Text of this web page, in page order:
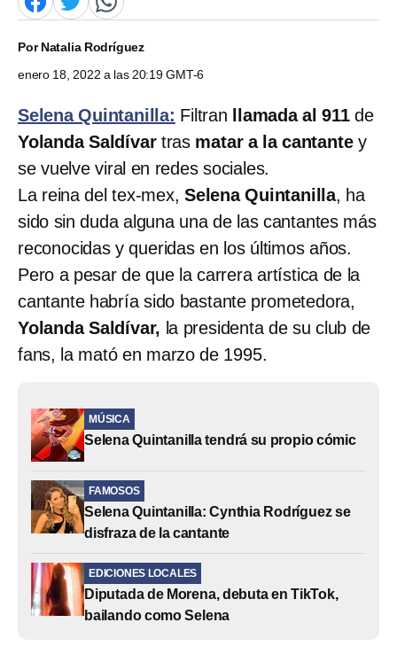
PorNatalia Rodríguez
enero 18, 2022 a las 20:19 GMT-6
Selena Quintanilla: Filtran llamada al 911de
Yolanda Saldívar tras matar a la cantantey
se vuelve viral en redes sociales.
La reina del tex-mex, Selena Quintanilla, ha
sido sin duda alguna una de las cantantes más
reconocidas y queridas en los últimos años.
Pero a pesar de que la carrera artística de la
cantante habría sido bastante prometedora,
Yolanda Saldívar, la presidenta de su club de
fans, la mató en marzo de 1995.
MÚSICA
Selena Quintanilla tendrá su propio cómic
FAMOSOS
Selena Quintanilla: Cynthia Rodríguez se
disfraza de la cantante
EDICIONES LOCALES
Diputada de Morena, debuta en TikTok,
bailando como Selena